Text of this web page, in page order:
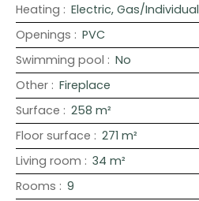
Heating : Electric, Gas/Individual
Openings : PVC
Swimming pool : No
Other : Fireplace
Surface : 258 m²
Floor surface : 271 m²
Living room : 34 m²
Rooms : 9